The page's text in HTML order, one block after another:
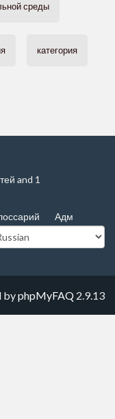
среды
категория
and 1
Адм
byphpMyFAQ 2.9.13